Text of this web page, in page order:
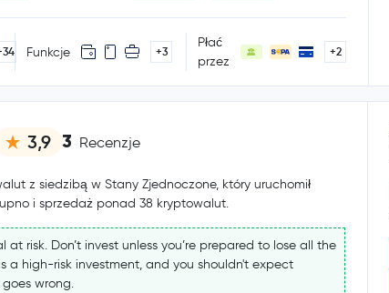
Funkcje +3
Płać
przez
+2
3,9 3 Recenzje
z siedzibą w Stany Zjednoczone, który uruchomił
i sprzedaż ponad 38 kryptowalut.
at risk. Don’t invest unless you’re prepared to lose all the
a high-risk investment, and you shouldn't expect
wrong.